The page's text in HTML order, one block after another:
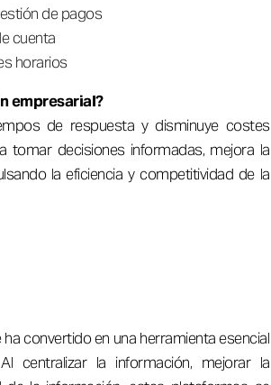
de pagos
cuenta
horarios
empresarial?
de respuesta y disminuye costes
tomar decisiones informadas, mejora la
la eficiencia y competitividad de la
convertido en una herramienta esencial
centralizar la información, mejorar la